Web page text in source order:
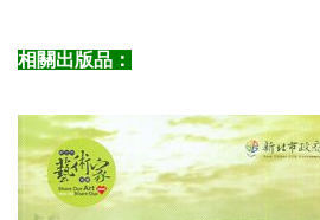
相關出版品：